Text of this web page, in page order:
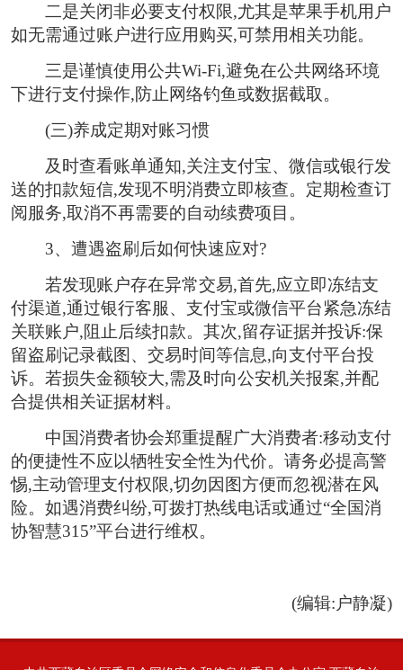
二是关闭非必要支付权限,尤其是苹果手机用户
如无需通过账户进行应用购买,可禁用相关功能。
三是谨慎使用公共Wi-Fi,避免在公共网络环境
下进行支付操作,防止网络钓鱼或数据截取。
(三)养成定期对账习惯
及时查看账单通知,关注支付宝、微信或银行发
送的扣款短信,发现不明消费立即核查。定期检查订
阅服务,取消不再需要的自动续费项目。
3、 遭遇盗刷后如何快速应对?
若发现账户存在异常交易,首先,应立即冻结支
付渠道,通过银行客服、支付宝或微信平台紧急冻结
关联账户,阻止后续扣款。其次,留存证据并投诉:保
留盗刷记录截图、交易时间等信息,向支付平台投
诉。若损失金额较大,需及时向公安机关报案,并配
合提供相关证据材料。
中国消费者协会郑重提醒广大消费者:移动支付
的便捷性不应以牺牲安全性为代价。请务必提高警
惕,主动管理支付权限,切勿因图方便而忽视潜在风
险。如遇消费纠纷,可拨打热线电话或通过“全国消
协智慧315”平台进行维权。
(编辑:户静凝)